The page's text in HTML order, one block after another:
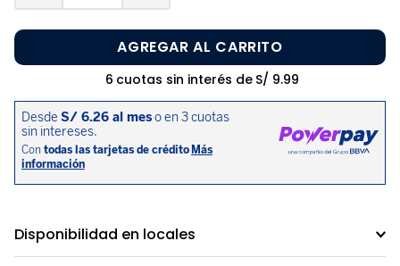
AGREGAR AL CARRITO
6 cuotas sin interés de S/ 9.99
Disponibilidad en locales